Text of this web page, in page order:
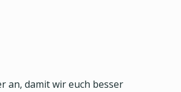
an, damit wir euch besser